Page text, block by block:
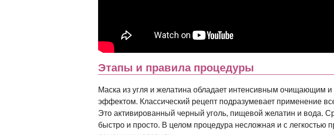
Этапы и правила процедуры
Маска из угля и желатина обладает интенсивным очищающим
эффектом. Классический рецепт подразумевает применение
Это активированный черный уголь, пищевой желатин и вода.
быстро и просто. В целом процедура несложная и с легкостью